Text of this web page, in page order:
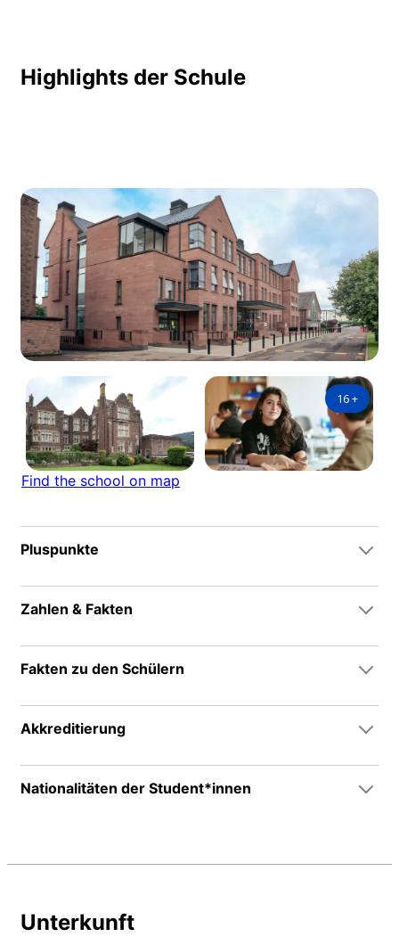
Highlights der Schule
16+
Find the school on map
Pluspunkte
Zahlen & Fakten
Fakten zu den Schülern
Akkreditierung
Nationalitäten der Student*innen
Unterkunft